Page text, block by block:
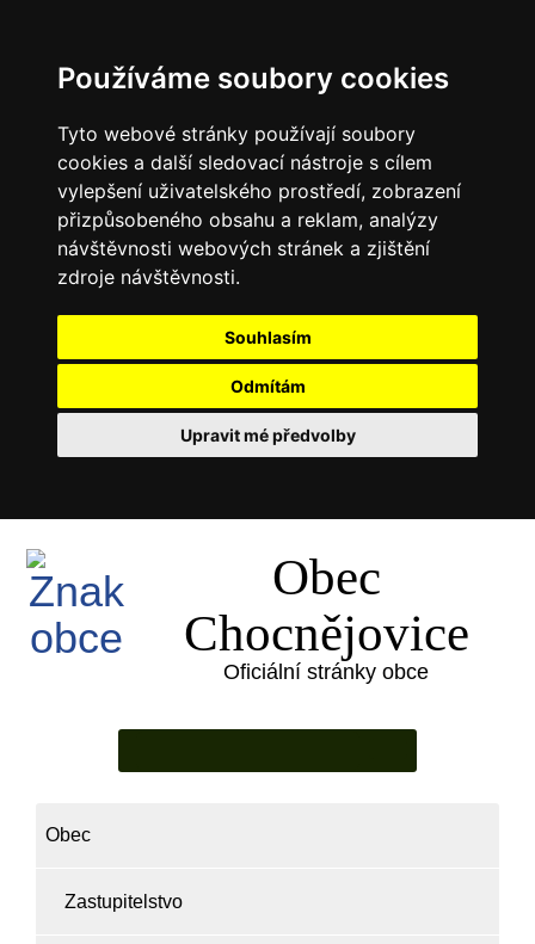
Používáme soubory cookies
Tyto webové stránky používají soubory
cookies a další sledovací nástroje s cílem
vylepšení uživatelského prostředí, zobrazení
přizpůsobeného obsahu a reklam, analýzy
návštěvnosti webových stránek a zjištění
zdroje návštěvnosti.
Souhlasím
Odmítám
Upravit mé předvolby
Obec
Chocnějovice
Oficiální stránky obce
Obec
Zastupitelstvo